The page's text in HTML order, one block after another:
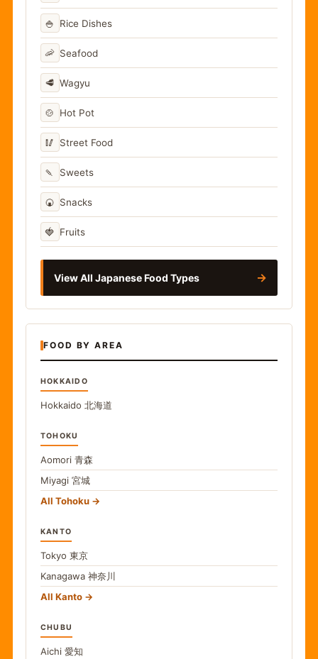
🍚 Rice Dishes
🦐 Seafood
🥩 Wagyu
🍲 Hot Pot
🥢 Street Food
🍡 Sweets
🍘 Snacks
🍓 Fruits
View All Japanese Food Types →
FOOD BY AREA
HOKKAIDO
Hokkaido 北海道
TOHOKU
Aomori 青森
Miyagi 宮城
All Tohoku
KANTO
Tokyo 東京
Kanagawa 神奈川
All Kanto
CHUBU
Aichi 愛知